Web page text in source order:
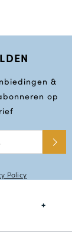
&
op
Policy